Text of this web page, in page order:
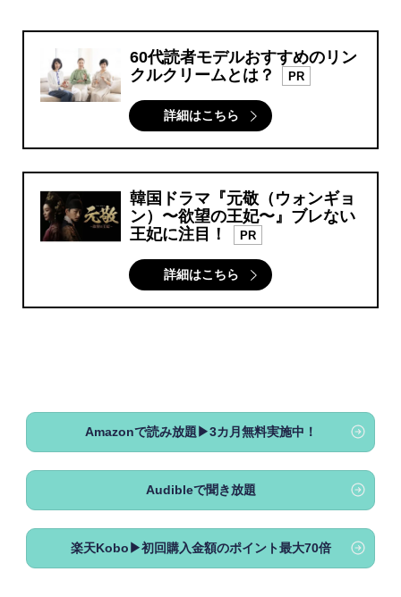
60代読者モデルおすすめのリン
クルクリームとは？
PR
詳細はこちら
韓国ドラマ『元敬（ウォンギョ
ン）〜欲望の王妃〜』ブレない
王妃に注目！
PR
詳細はこちら
Amazonで読み放題▶3カ月無料実施中！
Audibleで聞き放題
楽天Kobo▶初回購入金額のポイント最大70倍